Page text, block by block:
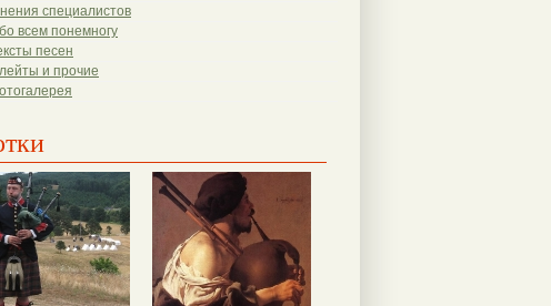
специалистов
всем понемногу
песен
и прочие